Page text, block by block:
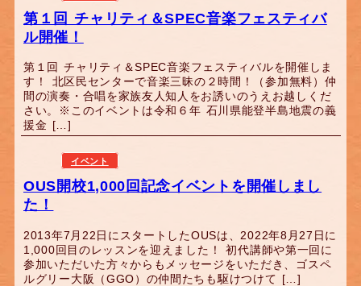
第１回 チャリティ＆SPEC音楽フェスティバ
ル開催！
第１回 チャリティ＆SPEC音楽フェスティバルを開催しま
す！ 北区民センターで音楽三昧の２時間！（参加無料）仲
間の演奏・合唱を家族友人知人をお誘いのうえお越しくだ
さい。※このイベントは令和６年 石川県能登半島地震の義
援金 […]
イベント
OUS開校1,000回記念イベントを開催しまし
た！
2013年7月22日にスタートしたOUSは、2022年8月27日に
1,000回目のレッスンを迎えました！ 初代講師や第一回に
参加いただいた方々からもメッセージをいただき、ゴスペ
ルグリー大阪（GGO）の仲間たちも駆けつけて […]